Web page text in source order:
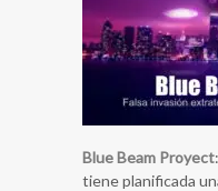
Blue Beam Proyect
tiene planificada